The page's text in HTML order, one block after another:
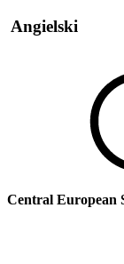
Angielski
Central European